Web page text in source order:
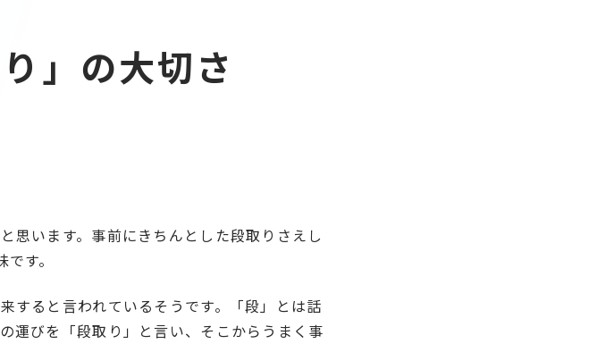
」の大切さ
思います。事前にきちんとした段取りさえし
す。
すると言われているそうです。「段」とは話
運びを「段取り」と言い、そこからうまく事